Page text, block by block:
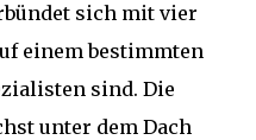
sich mit vier
einem bestimmten
sind. Die
unter dem Dach